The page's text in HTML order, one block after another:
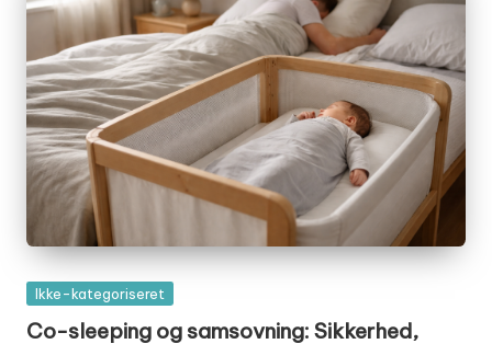
Posted
Ikke-kategoriseret
Co-sleeping og samsovning: Sikkerhed,